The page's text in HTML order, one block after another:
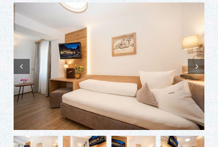
Prev Next